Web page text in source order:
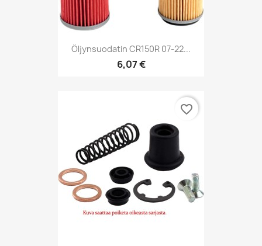
Öljynsuodatin CR150R 07-22...
6,07 €
favorite_border